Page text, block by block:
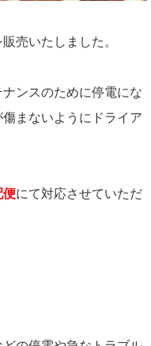
売いたしました。
ンスのために停電にな
まないようにドライア
便にて対応させていただ